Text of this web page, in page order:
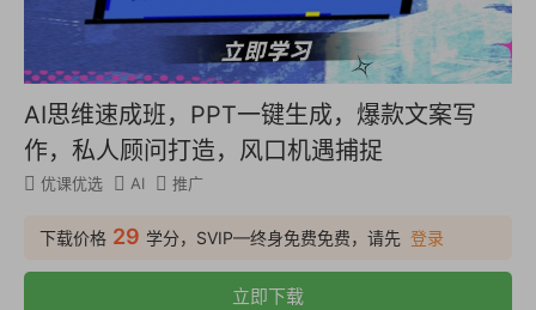
AI思维速成班，PPT一键生成，爆款文案写
作，私人顾问打造，风口机遇捕捉
优课优选 AI 推广
下载价格 29 学分，SVIP—终身免费免费，请先 登录
立即下载